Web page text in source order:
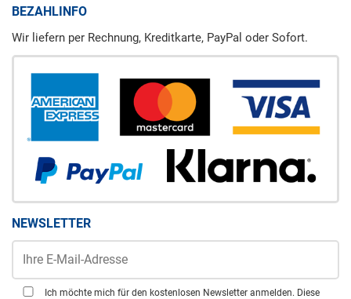
BEZAHLINFO
Wir liefern per Rechnung, Kreditkarte, PayPal oder Sofort.
NEWSLETTER
Ich möchte mich für den kostenlosen Newsletter anmelden. Diese